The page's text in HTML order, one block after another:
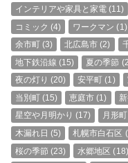
インテリアや家具と家電 (11)
コミック (4) ワークマン (1)
余市町(3) 北広島市 (2)
地下鉄沿線 (15) 夏の季節
夜の灯り (20) 安平町 (1)
当別町(15) 恵庭市 (1)
星空や月明かり (17) 月形町
木漏れ日 (5) 札幌市白石区
桜の季節 (23) 水郷地区 (18)